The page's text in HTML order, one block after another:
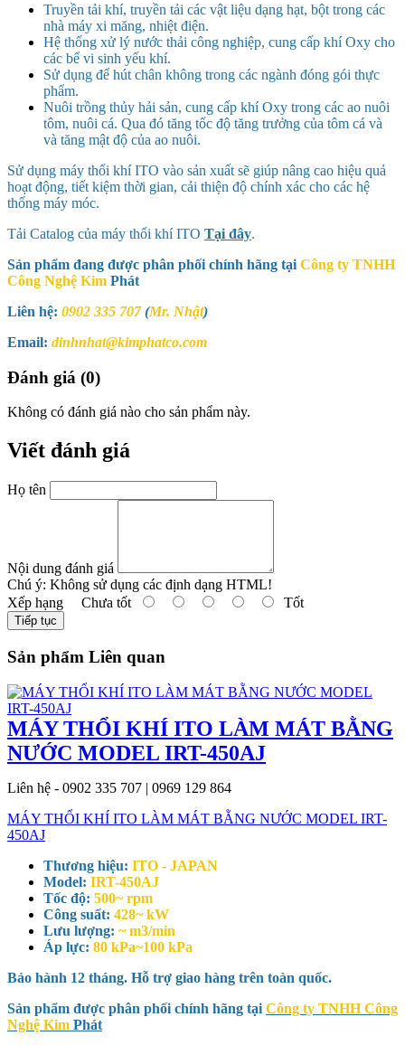
Truyền tải khí, truyền tải các vật liệu dạng hạt, bột trong các
nhà máy xi măng, nhiệt điện.
Hệ thống xử lý nước thải công nghiệp, cung cấp khí Oxy cho
các bể vi sinh yếu khí.
Sử dụng để hút chân không trong các ngành đóng gói thực
phẩm.
Nuôi trồng thủy hải sản, cung cấp khí Oxy trong các ao nuôi
tôm, nuôi cá. Qua đó tăng tốc độ tăng trưởng của tôm cá và
và tăng mật độ của ao nuôi.
Sử dụng máy thổi khí ITO vào sản xuất sẽ giúp nâng cao hiệu quả
hoạt động, tiết kiệm thời gian, cải thiện độ chính xác cho các hệ
thống máy móc.
Tải Catalog của máy thổi khí ITO Tại đây.
Sản phẩm đang được phân phối chính hãng tại Công ty TNHH
Công Nghệ Kim Phát
Liên hệ: 0902 335 707(Mr. Nhật)
Email: dinhnhat@kimphatco.com
Đánh giá (0)
Không có đánh giá nào cho sản phẩm này.
Viết đánh giá
Họ tên
Nội dung đánh giá
Chú ý: Không sử dụng các định dạng HTML!
Xếp hạng Chưa tốt Tốt
Tiếp tục
Sản phẩm Liên quan
MÁY THỔI KHÍ ITO LÀM MÁT BẰNG
NƯỚC MODEL IRT-450AJ
Liên hệ - 0902 335 707 | 0969 129 864
MÁY THỔI KHÍ ITO LÀM MÁT BẰNG NƯỚC MODEL IRT-
450AJ
Thương hiệu: ITO - JAPAN
Model: IRT-450AJ
Tốc độ: 500~ rpm
Công suất: 428~ kW
Lưu lượng: ~ m3/min
Áp lực: 80 kPa~100 kPa
Bảo hành 12 tháng. Hỗ trợ giao hàng trên toàn quốc.
Sản phẩm được phân phối chính hãng tại Công ty TNHH Công
Nghệ Kim Phát